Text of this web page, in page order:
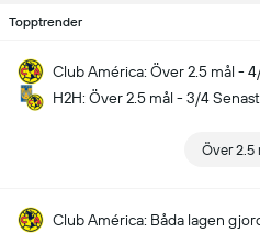
Topptrender
Club América: Över 2.5 mål -
H2H: Över 2.5 mål - 3/4
Över 2.5
Club América: Båda lagen